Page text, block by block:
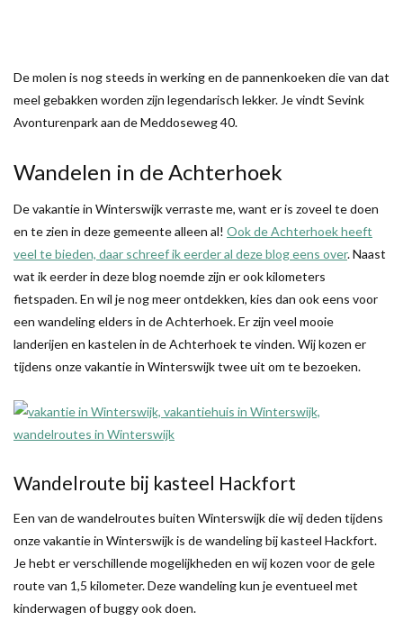
De molen is nog steeds in werking en de pannenkoeken die van dat
meel gebakken worden zijn legendarisch lekker. Je vindt Sevink
Avonturenpark aan de Meddoseweg 40.
Wandelen in de Achterhoek
De vakantie in Winterswijk verraste me, want er is zoveel te doen
en te zien in deze gemeente alleen al! Ook de Achterhoek heeft
veel te bieden, daar schreef ik eerder al deze blog eens over. Naast
wat ik eerder in deze blog noemde zijn er ook kilometers
fietspaden. En wil je nog meer ontdekken, kies dan ook eens voor
een wandeling elders in de Achterhoek. Er zijn veel mooie
landerijen en kastelen in de Achterhoek te vinden. Wij kozen er
tijdens onze vakantie in Winterswijk twee uit om te bezoeken.
Wandelroute bij kasteel Hackfort
Een van de wandelroutes buiten Winterswijk die wij deden tijdens
onze vakantie in Winterswijk is de wandeling bij kasteel Hackfort.
Je hebt er verschillende mogelijkheden en wij kozen voor de gele
route van 1,5 kilometer. Deze wandeling kun je eventueel met
kinderwagen of buggy ook doen.